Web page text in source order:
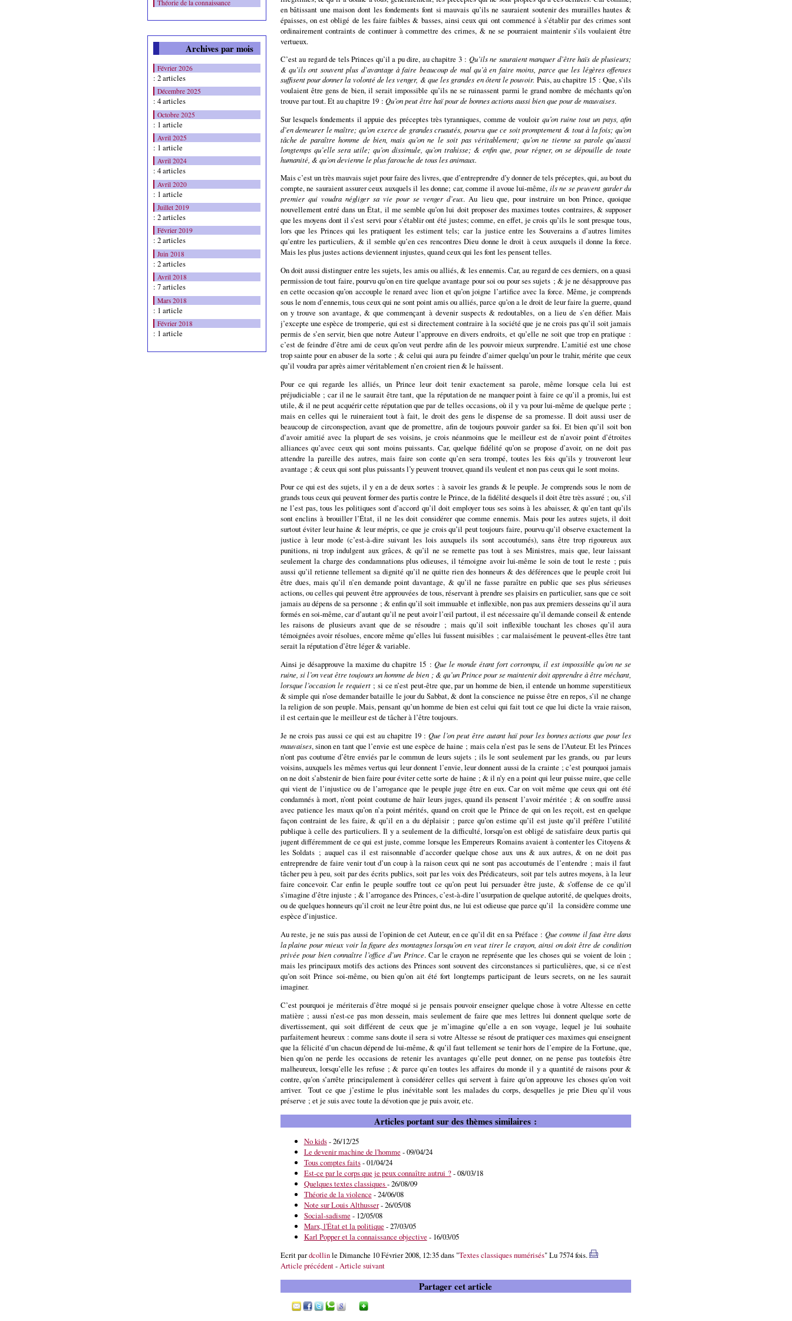
Théorie de la connaissance
Archives par mois
Février 2026
: 2 articles
Décembre 2025
: 4 articles
Octobre 2025
: 1 article
Avril 2025
: 1 article
Avril 2024
: 4 articles
Avril 2020
: 1 article
Juillet 2019
: 2 articles
Février 2019
: 2 articles
Juin 2018
: 2 articles
Avril 2018
: 7 articles
Mars 2018
: 1 article
Février 2018
: 1 article
en bâtissant une maison dont les fondements font si mauvais qu’ils ne sauraient soutenir des murailles hautes &
épaisses, on est obligé de les faire faibles & basses, ainsi ceux qui ont commencé à s’établir par des crimes sont
ordinairement contraints de continuer à commettre des crimes, & ne se pourraient maintenir s’ils voulaient être
vertueux.
C’est au regard de tels Princes qu’il a pu dire, au chapitre 3 : Qu’ils ne sauraient manquer d’être haïs de plusieurs;
& qu’ils ont souvent plus d’avantage à faire beaucoup de mal qu’à en faire moins, parce que les légères offenses
suffisent pour donner la volonté de les venger, & que les grandes en ôtent le pouvoir. Puis, au chapitre 15 : Que, s’ils
voulaient être gens de bien, il serait impossible qu’ils ne se ruinassent parmi le grand nombre de méchants qu’on
trouve par tout. Et au chapitre 19 : Qu’on peut être haï pour de bonnes actions aussi bien que pour de mauvaises.
Sur lesquels fondements il appuie des préceptes très tyranniques, comme de vouloir qu’on ruine tout un pays, afin
d’en demeurer le maître; qu’on exerce de grandes cruautés, pourvu que ce soit promptement & tout à la fois; qu’on
tâche de paraître homme de bien, mais qu’on ne le soit pas véritablement; qu’on ne tienne sa parole qu’aussi
longtemps qu’elle sera utile; qu’on dissimule, qu’on trahisse; & enfin que, pour régner, on se dépouille de toute
humanité, & qu’on devienne le plus farouche de tous les animaux.
Mais c’est un très mauvais sujet pour faire des livres, que d’entreprendre d’y donner de tels préceptes, qui, au bout du
compte, ne sauraient assurer ceux auxquels il les donne; car, comme il avoue lui-même, ils ne se peuvent garder du
premier qui voudra négliger sa vie pour se venger d’eux. Au lieu que, pour instruire un bon Prince, quoique
nouvellement entré dans un État, il me semble qu’on lui doit proposer des maximes toutes contraires, & supposer
que les moyens dont il s’est servi pour s’établir ont été justes; comme, en effet, je crois qu’ils le sont presque tous,
lors que les Princes qui les pratiquent les estiment tels; car la justice entre les Souverains a d’autres limites
qu’entre les particuliers, & il semble qu’en ces rencontres Dieu donne le droit à ceux auxquels il donne la force.
Mais les plus justes actions deviennent injustes, quand ceux qui les font les pensent telles.
On doit aussi distinguer entre les sujets, les amis ou alliés, & les ennemis. Car, au regard de ces derniers, on a quasi
permission de tout faire, pourvu qu’on en tire quelque avantage pour soi ou pour ses sujets ; & je ne désapprouve pas
en cette occasion qu’on accouple le renard avec lion et qu’on joigne l’artifice avec la force. Même, je comprends
sous le nom d’ennemis, tous ceux qui ne sont point amis ou alliés, parce qu’on a le droit de leur faire la guerre, quand
on y trouve son avantage, & que commençant à devenir suspects & redoutables, on a lieu de s’en défier. Mais
j’excepte une espèce de tromperie, qui est si directement contraire à la société que je ne crois pas qu’il soit jamais
permis de s’en servir, bien que notre Auteur l’approuve en divers endroits, et qu’elle ne soit que trop en pratique :
c’est de feindre d’être ami de ceux qu’on veut perdre afin de les pouvoir mieux surprendre. L’amitié est une chose
trop sainte pour en abuser de la sorte ; & celui qui aura pu feindre d’aimer quelqu’un pour le trahir, mérite que ceux
qu’il voudra par après aimer véritablement n’en croient rien & le haïssent.
Pour ce qui regarde les alliés, un Prince leur doit tenir exactement sa parole, même lorsque cela lui est
préjudiciable ; car il ne le saurait être tant, que la réputation de ne manquer point à faire ce qu’il a promis, lui est
utile, & il ne peut acquérir cette réputation que par de telles occasions, où il y va pour lui-même de quelque perte ;
mais en celles qui le ruineraient tout à fait, le droit des gens le dispense de sa promesse. Il doit aussi user de
beaucoup de circonspection, avant que de promettre, afin de toujours pouvoir garder sa foi. Et bien qu’il soit bon
d’avoir amitié avec la plupart de ses voisins, je crois néanmoins que le meilleur est de n’avoir point d’étroites
alliances qu’avec ceux qui sont moins puissants. Car, quelque fidélité qu’on se propose d’avoir, on ne doit pas
attendre la pareille des autres, mais faire son conte qu’en sera trompé, toutes les fois qu’ils y trouveront leur
avantage ; & ceux qui sont plus puissants l’y peuvent trouver, quand ils veulent et non pas ceux qui le sont moins.
Pour ce qui est des sujets, il y en a de deux sortes : à savoir les grands & le peuple. Je comprends sous le nom de
grands tous ceux qui peuvent former des partis contre le Prince, de la fidélité desquels il doit être très assuré ; ou, s’il
ne l’est pas, tous les politiques sont d’accord qu’il doit employer tous ses soins à les abaisser, & qu’en tant qu’ils
sont enclins à brouiller l’État, il ne les doit considérer que comme ennemis. Mais pour les autres sujets, il doit
surtout éviter leur haine & leur mépris, ce que je crois qu’il peut toujours faire, pourvu qu’il observe exactement la
justice à leur mode (c’est-à-dire suivant les lois auxquels ils sont accoutumés), sans être trop rigoureux aux
punitions, ni trop indulgent aux grâces, & qu’il ne se remette pas tout à ses Ministres, mais que, leur laissant
seulement la charge des condamnations plus odieuses, il témoigne avoir lui-même le soin de tout le reste ; puis
aussi qu’il retienne tellement sa dignité qu’il ne quitte rien des honneurs & des déférences que le peuple croit lui
être dues, mais qu’il n’en demande point davantage, & qu’il ne fasse paraître en public que ses plus sérieuses
actions, ou celles qui peuvent être approuvées de tous, réservant à prendre ses plaisirs en particulier, sans que ce soit
jamais au dépens de sa personne ; & enfin qu’il soit immuable et inflexible, non pas aux premiers desseins qu’il aura
formés en soi-même, car d’autant qu’il ne peut avoir l’œil partout, il est nécessaire qu’il demande conseil & entende
les raisons de plusieurs avant que de se résoudre ; mais qu’il soit inflexible touchant les choses qu’il aura
témoignées avoir résolues, encore même qu’elles lui fussent nuisibles ; car malaisément le peuvent-elles être tant
serait la réputation d’être léger & variable.
Ainsi je désapprouve la maxime du chapitre 15 : Que le monde étant fort corrompu, il est impossible qu’on ne se
ruine, si l’on veut être toujours un homme de bien ; & qu’un Princepour se maintenir doit apprendre à être méchant,
lorsque l’occasion le requiert ; si ce n’est peut-être que, par un homme de bien, il entende un homme superstitieux
& simple qui n’ose demander bataille le jour du Sabbat, & dont la conscience ne puisse être en repos, s’il ne change
la religion de son peuple. Mais, pensant qu’un homme de bien est celui qui fait tout ce que lui dicte la vraie raison,
il est certain que le meilleur est de tâcher à l’être toujours.
Je ne crois pas aussi ce qui est au chapitre 19 :Que l’on peut être autant haï pour les bonnes actions que pour les
mauvaises, sinon en tant que l’envie est une espèce de haine ; mais cela n’est pas le sens de l’Auteur. Et les Princes
n’ont pas coutume d’être enviés par le commun de leurs sujets ; ils le sont seulement par les grands, ou par leurs
voisins, auxquels les mêmes vertus qui leur donnent l’envie, leur donnent aussi de la crainte ; c’est pourquoi jamais
on ne doit s’abstenir de bien faire pour éviter cette sorte de haine ; & il n’y en a point qui leur puisse nuire, que celle
qui vient de l’injustice ou de l’arrogance que le peuple juge être en eux. Car on voit même que ceux qui ont été
condamnés à mort, n’ont point coutume de haïr leurs juges, quand ils pensent l’avoir méritée ; & on souffre aussi
avec patience les maux qu’on n’a point mérités, quand on croit que le Prince de qui on les reçoit, est en quelque
façon contraint de les faire, & qu’il en a du déplaisir ; parce qu’on estime qu’il est juste qu’il préfère l’utilité
publique à celle des particuliers. Il y a seulement de la difficulté, lorsqu’on est obligé de satisfaire deux partis qui
jugent différemment de ce qui est juste, comme lorsque les Empereurs Romains avaient à contenter les Citoyens &
les Soldats ; auquel cas il est raisonnable d’accorder quelque chose aux uns & aux autres, & on ne doit pas
entreprendre de faire venir tout d’un coup à la raison ceux qui ne sont pas accoutumés de l’entendre ; mais il faut
tâcher peu à peu, soit par des écrits publics, soit par les voix des Prédicateurs, soit par tels autres moyens, à la leur
faire concevoir. Car enfin le peuple souffre tout ce qu’on peut lui persuader être juste, & s’offense de ce qu’il
s’imagine d’être injuste ; & l’arrogance des Princes, c’est-à-dire l’usurpation de quelque autorité, de quelques droits,
ou de quelques honneurs qu’il croit ne leur être point dus, ne lui est odieuse que parce qu’il la considère comme une
espèce d’injustice.
Au reste, je ne suis pas aussi de l’opinion de cet Auteur, en ce qu’il dit en sa Préface : Que comme il faut être dans
la plaine pour mieux voir la figure des montagnes lorsqu’on en veut tirer le crayon, ainsi on doit être de condition
privée pour bien connaître l’office d’un Prince. Car le crayon ne représente que les choses qui se voient de loin ;
mais les principaux motifs des actions des Princes sont souvent des circonstances si particulières, que, si ce n’est
qu’on soit Prince soi-même, ou bien qu’on ait été fort longtemps participant de leurs secrets, on ne les saurait
imaginer.
C’est pourquoi je mériterais d’être moqué si je pensais pouvoir enseigner quelque chose à votre Altesse en cette
matière ; aussi n’est-ce pas mon dessein, mais seulement de faire que mes lettres lui donnent quelque sorte de
divertissement, qui soit différent de ceux que je m’imagine qu’elle a en son voyage, lequel je lui souhaite
parfaitement heureux : comme sans doute il sera si votre Altesse se résout de pratiquer ces maximes qui enseignent
que la félicité d’un chacun dépend de lui-même, & qu’il faut tellement se tenir hors de l’empire de la Fortune, que,
bien qu’on ne perde les occasions de retenir les avantages qu’elle peut donner, on ne pense pas toutefois être
malheureux, lorsqu’elle les refuse ; & parce qu’en toutes les affaires du monde il y a quantité de raisons pour &
contre, qu’on s’arrête principalement à considérer celles qui servent à faire qu’on approuve les choses qu’on voit
arriver.
Tout ce que j’estime le plus inévitable sont les malades du corps, desquelles je prie Dieu qu’il vous
préserve ; et je suis avec toute la dévotion que je puis avoir, etc.
Articles portant sur des thèmes similaires :
No kids- 26/12/25
Le devenir machine de l'homme - 09/04/24
Tous comptes faits- 01/04/24
Est-ce par le corps que je peux connaître autrui ?- 08/03/18
Quelques textes classiques- 26/08/09
Théorie de la violence - 24/06/08
Note sur Louis Althusser- 26/05/08
Social-sadisme - 12/05/08
Marx, l'État et la politique - 27/03/05
Karl Popper et la connaissance objective - 16/03/05
Ecrit pardcollinle Dimanche 10 Février 2008, 12:35 dans "Textes classiques numérisés" Lu 7574 fois.
Article précédent-Article suivant
Partager cet article